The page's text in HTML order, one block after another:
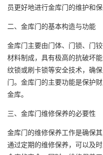
员更好地进行金库门的维护和保
二、金库门的基本构造与功能
金库门主要由门体、门锁、门
材料制成，具有极高的抗破坏
纹锁或刷卡锁等安全技术，确
门。金库门的主要功能是保护
金库。
三、金库门维修保养的必要性
金库门的维修保养工作是确保
通过定期的维修保养，可以及